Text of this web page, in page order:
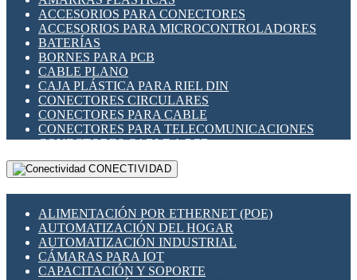
INDICADORES PARA PANEL
INTERFACES DE RELÉ
INTERRUPTORES FIN DE CARRERA
LLAVES CONMUTADORAS
MEDIDORES DE ENERGÍA Y TC'S DE CORRIENTE
MOTORES PASO A PASO
PANTALLAS HMI
PLC -CONTROLADORES LÓGICO PROGRAMABLES
PROGRAMADORES DE HORARIO
RELÉS DE PROTECCIÓN
SENSORES CAPACITIVOS
SENSORES INDUCTIVOS
TEMPORIZADORES
VARIACS
VARIADORES DE FRECUENCIA [VDF]
SECCIONADORES - INTERRUPTORES
ACCESORIOS PARA CONECTORES
ACCESORIOS PARA MICROCONTROLADORES
BATERÍAS
BORNES PARA PCB
CABLE PLANO
CAJA PLÁSTICA PARA RIEL DIN
CONECTORES CIRCULARES
CONECTORES PARA CABLE
CONECTORES PARA TELECOMUNICACIONES
CONECTORES CABLE A PCB
CONECTORES PCB A CABLE
DIP SWITCHES
HERRAMIENTAS VARIAS
ILUMINACIÓN LED
INTERRUPTORES REED
INTERFACES DE RELÉ
OTROS RELÉS
CONECTIVIDAD
ALIMENTACIÓN POR ETHERNET (POE)
AUTOMATIZACIÓN DEL HOGAR
AUTOMATIZACIÓN INDUSTRIAL
CÁMARAS PARA IOT
CAPACITACIÓN Y SOPORTE